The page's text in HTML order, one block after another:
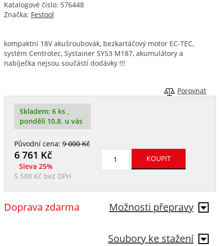
Katalogové číslo: 576448
Značka: Festool
kompaktní 18V akušroubovák, bezkartáčový motor EC-TEC,
systém Centrotec, Systainer SYS3 M187, akumulátory a
nabíječka nejsou součástí dodávky !!!
Porovnat
Skladem: 6 ks ,
pondělí 10.8. u vás
Původní cena:9 000 Kč
6 761 Kč
Sleva 25%
5 588 Kč bez DPH
Možnosti přepravy
Doprava zdarma
Soubory ke stažení